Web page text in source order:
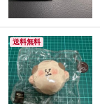
送料無料